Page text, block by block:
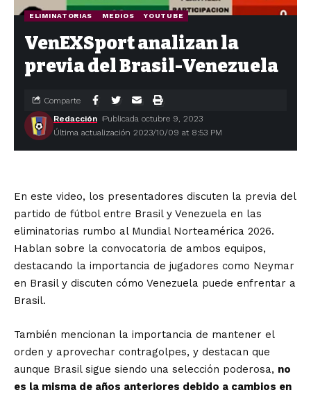
ELIMINATORIAS MEDIOS YOUTUBE
VenEXSport analizan la
previa del Brasil-Venezuela
Última actualización 2023/10/09 at 8:53 PM
Redacción Publicada octubre 9, 2023
Comparte
En este video, los presentadores discuten la previa del
partido de fútbol entre Brasil y Venezuela en las
eliminatorias rumbo al Mundial Norteamérica 2026.
Hablan sobre la convocatoria de ambos equipos,
destacando la importancia de jugadores como Neymar
en Brasil y discuten cómo Venezuela puede enfrentar a
Brasil.
También mencionan la importancia de mantener el
orden y aprovechar contragolpes, y destacan que
aunque Brasil sigue siendo una selección poderosa, no
es la misma de años anteriores debido a cambios en